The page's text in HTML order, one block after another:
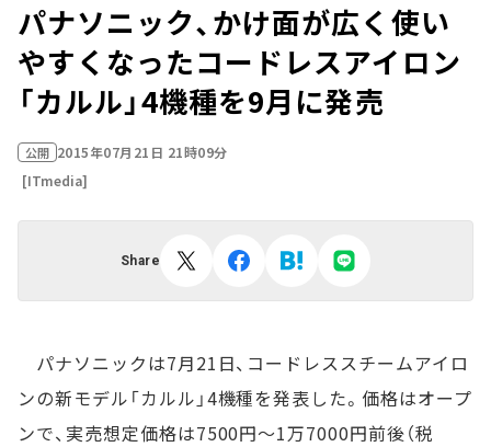
パナソニック、かけ面が広く使い
やすくなったコードレスアイロン
「カルル」4機種を9月に発売
公開 2015年07月21日 21時09分
[ITmedia]
Share
パナソニックは7月21日、コードレススチームアイロ
ンの新モデル「カルル」4機種を発表した。価格はオープ
ンで、実売想定価格は7500円～1万7000円前後（税